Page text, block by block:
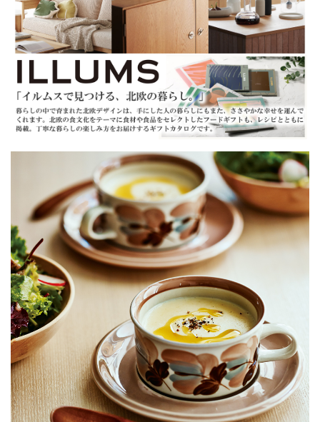
「イルムスで見つける、北欧の暮らし。」
暮らしの中で育まれた北欧デザインは、手にした人の暮らしにもまた、ささや
かな幸せを運んでくれます。北欧の食文化をテーマに食材や食品をセレクトし
たフードギフトも、レシピとともに掲載。丁寧な暮らしの楽しみ方をお届けす
るギフトカタログです。